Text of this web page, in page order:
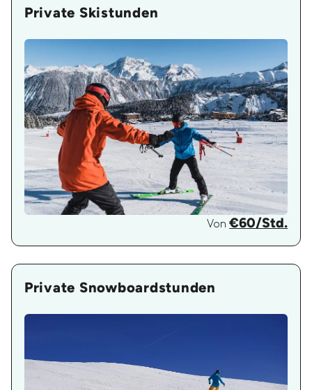
Private Skistunden
Von€60/Std.
Private Snowboardstunden